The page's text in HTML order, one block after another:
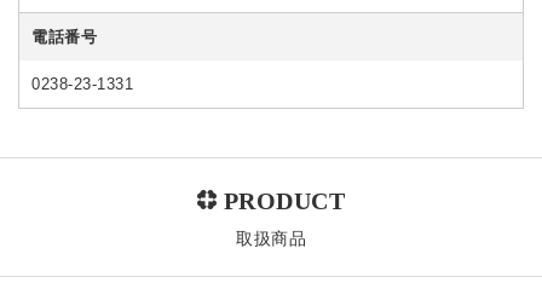
電話番号
0238-23-1331
取扱商品